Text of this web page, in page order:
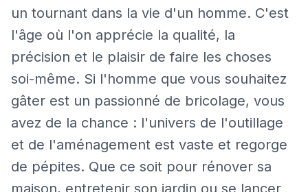
un tournant dans la vie d'un homme. C'est
l'âge où l'on apprécie la qualité, la
précision et le plaisir de faire les choses
soi-même. Si l'homme que vous souhaitez
gâter est un passionné de bricolage, vous
avez de la chance : l'univers de l'outillage
et de l'aménagement est vaste et regorge
de pépites. Que ce soit pour rénover sa
maison, entretenir son jardin ou se lancer